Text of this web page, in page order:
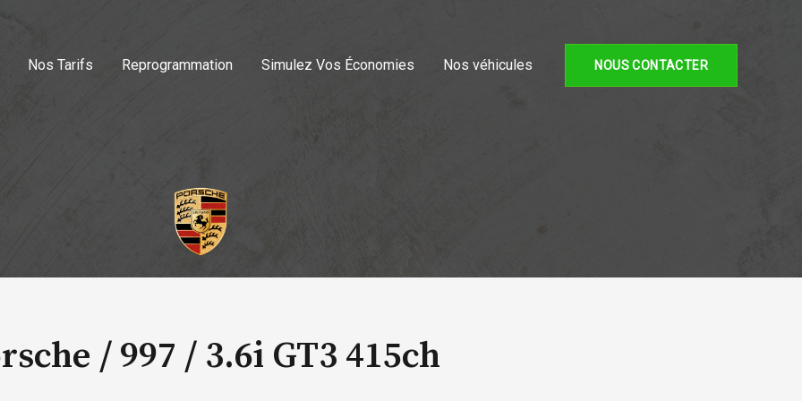
Nos Tarifs Reprogrammation Simulez Vos Économies Nos véhicules NOUS CONTACTER
/ 997 / 3.6i GT3 415ch